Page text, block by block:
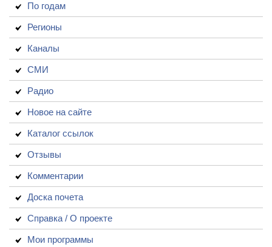
По годам
Регионы
Каналы
СМИ
Радио
Новое на сайте
Каталог ссылок
Отзывы
Комментарии
Доска почета
Справка / О проекте
Мои программы